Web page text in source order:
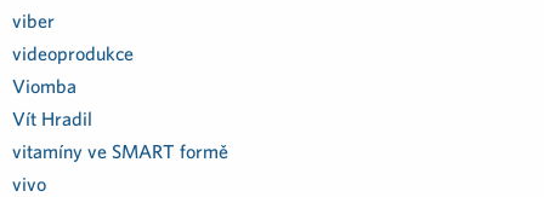
viber
videoprodukce
Viomba
Vít Hradil
vitamíny ve SMART formě
vivo